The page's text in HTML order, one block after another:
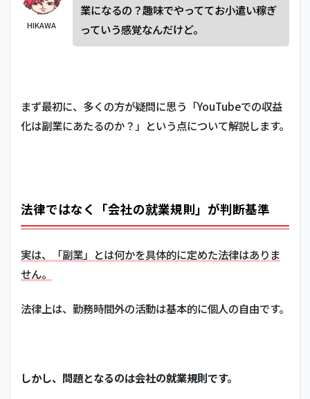
HIKAWA
業になるの？趣味でやっててお小遣い稼ぎ
っていう感覚なんだけど。
まず最初に、多くの方が疑問に思う「YouTubeでの収益
化は副業にあたるのか？」という点について解説します。
法律ではなく「会社の就業規則」が判断基準
実は、「副業」とは何かを具体的に定めた法律はありま
せん。
法律上は、勤務時間外の活動は基本的に個人の自由です。
しかし、問題となるのは会社の就業規則です。